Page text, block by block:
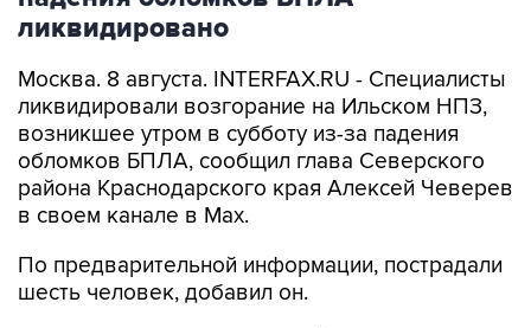
ликвидировано
Москва. 8 августа. INTERFAX.RU - Специалисты
ликвидировали возгорание на Ильском НПЗ,
возникшее утром в субботу из-за падения
обломков БПЛА, сообщил глава Северского
района Краснодарского края Алексей Чеверев
в своем канале в Max.
По предварительной информации, пострадали
шесть человек, добавил он.